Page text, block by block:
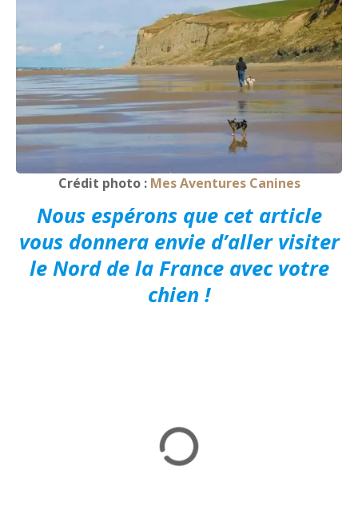
Crédit photo : Mes Aventures Canines
Nous espérons que cet article
vous donnera envie d’aller visiter
le Nord de la France avec votre
chien !